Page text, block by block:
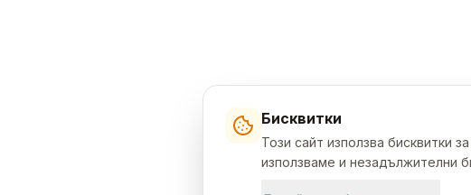
Бисквитки
Този сайт използва бисквитки
използваме и незадължителни